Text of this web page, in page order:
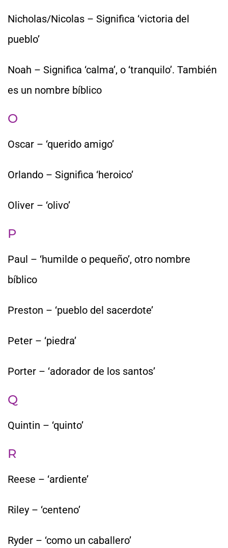
Nicholas/Nicolas – Significa ‘victoria del
pueblo’
Noah – Significa ‘calma’, o ‘tranquilo’. También
es un nombre bíblico
O
Oscar – ‘querido amigo’
Orlando – Significa ‘heroico’
Oliver – ‘olivo’
P
Paul – ‘humilde o pequeño’, otro nombre
bíblico
Preston – ‘pueblo del sacerdote’
Peter – ‘piedra’
Porter – ‘adorador de los santos’
Q
Quintin – ‘quinto’
R
Reese – ‘ardiente’
Riley – ‘centeno’
Ryder – ‘como un caballero’